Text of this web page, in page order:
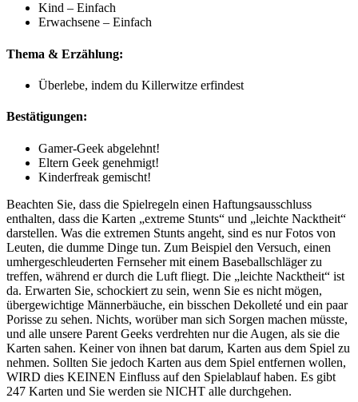
Kind – Einfach
Erwachsene – Einfach
Thema & Erzählung:
Überlebe, indem du Killerwitze erfindest
Bestätigungen:
Gamer-Geek abgelehnt!
Eltern Geek genehmigt!
Kinderfreak gemischt!
Beachten Sie, dass die Spielregeln einen Haftungsausschluss
enthalten, dass die Karten „extreme Stunts“ und „leichte Nacktheit“
darstellen. Was die extremen Stunts angeht, sind es nur Fotos von
Leuten, die dumme Dinge tun. Zum Beispiel den Versuch, einen
umhergeschleuderten Fernseher mit einem Baseballschläger zu
treffen, während er durch die Luft fliegt. Die „leichte Nacktheit“ ist
da. Erwarten Sie, schockiert zu sein, wenn Sie es nicht mögen,
übergewichtige Männerbäuche, ein bisschen Dekolleté und ein paar
Porisse zu sehen. Nichts, worüber man sich Sorgen machen müsste,
und alle unsere Parent Geeks verdrehten nur die Augen, als sie die
Karten sahen. Keiner von ihnen bat darum, Karten aus dem Spiel zu
nehmen. Sollten Sie jedoch Karten aus dem Spiel entfernen wollen,
WIRD dies KEINEN Einfluss auf den Spielablauf haben. Es gibt
247 Karten und Sie werden sie NICHT alle durchgehen.